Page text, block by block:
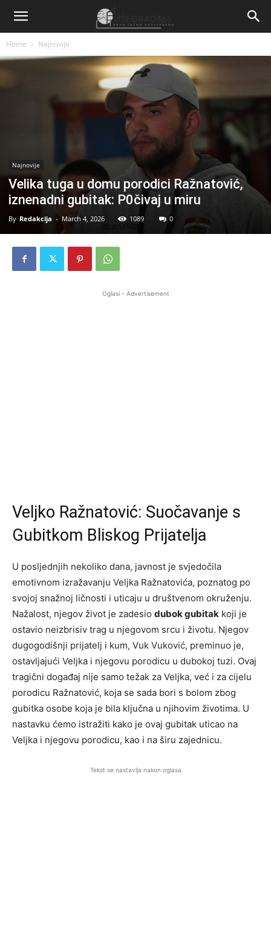
Home Najnovije
Najnovije
Velika tuga u domu porodici Ražnatović,
iznenadni gubitak: P0čivaj u miru
By Redakcija - March 4, 2026 1089 0
Oglasi - Advertisement
Veljko Ražnatović: Suočavanje s
Gubitkom Bliskog Prijatelja
U posljednjih nekoliko dana, javnost je svjedočila
emotivnom izražavanju Veljka Ražnatovića, poznatog po
svojoj snažnoj ličnosti i uticaju u društvenom okruženju.
Nažalost, njegov život je zadesio dubok gubitak koji je
ostavio neizbrisiv trag u njegovom srcu i životu. Njegov
dugogodišnji prijatelj i kum, Vuk Vuković, preminuo je,
ostavljajući Veljka i njegovu porodicu u dubokoj tuzi. Ovaj
tragični događaj nije samo težak za Veljka, već i za cijelu
porodicu Ražnatović, koja se sada bori s bolom zbog
gubitka osobe koja je bila ključna u njihovim životima. U
nastavku ćemo istražiti kako je ovaj gubitak uticao na
Veljka i njegovu porodicu, kao i na širu zajednicu.
Tekst se nastavlja nakon oglasa